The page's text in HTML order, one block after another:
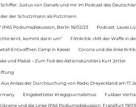
Justus von Daniels und mir im Podcast des
der Schutzmann als Putzmann
Podiumsdiskussion, Berlin 16/02/23 Podcast: Laues
lernt, kommt darin um“ Filmkritik: »Mit der Waffe in
Entwaffnen Camp in Kassel Corona und die linke
und Plakat – Zum Tod des Aktionskünstlers Kurt Jotter
Aus Anlass der Durchsuchung von Radio Dreyeckland am
Eingebetteter Kriegsjournalismus Fuldaer
und die Linke (PAS Podiumsdiskussion, Frankfurt 19/